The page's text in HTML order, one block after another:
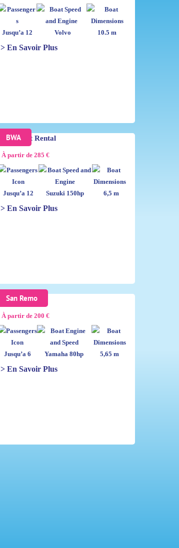
Jusqu’a 12 Volvo 10.5 m
> En Savoir Plus
BWA
À partir de 285 €
Jusqu’a 12 Suzuki 150hp 6,5 m
> En Savoir Plus
San Remo
À partir de 200 €
Jusqu’a 6 Yamaha 80hp 5,65 m
> En Savoir Plus